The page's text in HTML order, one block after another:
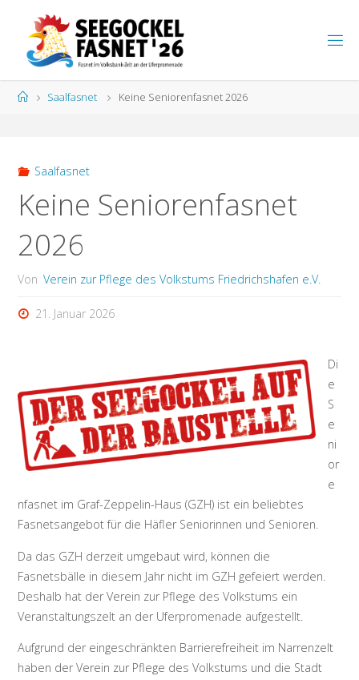
springen
EEG
OCK
StartSaalfasnet Keine Seniorenfasnet 2026
Saalfasnet
Keine Seniorenfasnet
2026
Von Verein zur Pflege des Volkstums Friedrichshafen e.V.
21. Januar 2026
Di
e
S
e
ni
or
e
nfasnet im Graf-Zeppelin-Haus (GZH) ist ein beliebtes
Fasnetsangebot für die Häfler Seniorinnen und Senioren.
Da das GZH derzeit umgebaut wird, können die
Fasnetsbälle in diesem Jahr nicht im GZH gefeiert werden.
Deshalb hat der Verein zur Pflege des Volkstums ein
Veranstaltungszelt an der Uferpromenade aufgestellt.
Aufgrund der eingeschränkten Barrierefreiheit im Narrenzelt
haben der Verein zur Pflege des Volkstums und die Stadt